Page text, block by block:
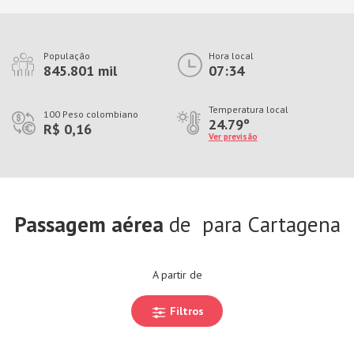
População
845.801 mil
Hora local
07:34
100 Peso colombiano
R$ 0,16
Temperatura local
24.79º
Ver previsão
Passagem aérea de para Cartagena
A partir de
Filtros